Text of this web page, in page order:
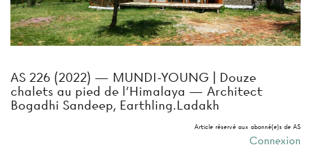
AS 226 (2022) — MUNDI-YOUNG | Douze
chalets au pied de l’Himalaya — Architect
Bogadhi Sandeep, Earthling.Ladakh
Article réservé aux abonné(e)s de AS
Connexion